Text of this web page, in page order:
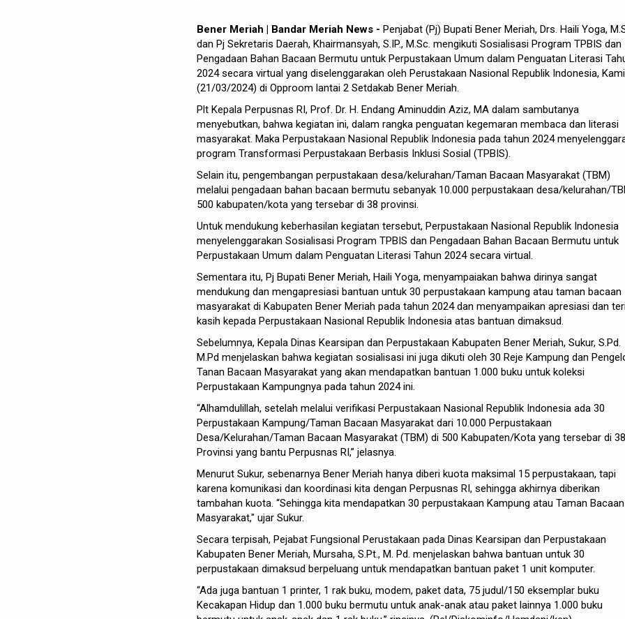
Bener Meriah | Bandar Meriah News - Penjabat (Pj) Bupati Bener Meriah, Drs. Haili Yoga,
dan Pj Sekretaris Daerah, Khairmansyah, S.IP., M.Sc. mengikuti Sosialisasi Program TPBIS dan
Pengadaan Bahan Bacaan Bermutu untuk Perpustakaan Umum dalam Penguatan Literasi
2024 secara virtual yang diselenggarakan oleh Perustakaan Nasional Republik Indonesia,
(21/03/2024) di Opproom lantai 2 Setdakab Bener Meriah.
Plt Kepala Perpusnas RI, Prof. Dr. H. Endang Aminuddin Aziz, MA dalam sambutanya
menyebutkan, bahwa kegiatan ini, dalam rangka penguatan kegemaran membaca dan literasi
masyarakat. Maka Perpustakaan Nasional Republik Indonesia pada tahun 2024
program Transformasi Perpustakaan Berbasis Inklusi Sosial (TPBIS).
Selain itu, pengembangan perpustakaan desa/kelurahan/Taman Bacaan Masyarakat (TBM)
melalui pengadaan bahan bacaan bermutu sebanyak 10.000 perpustakaan desa/kelurahan/
500 kabupaten/kota yang tersebar di 38 provinsi.
Untuk mendukung keberhasilan kegiatan tersebut, Perpustakaan Nasional Republik Indonesia
menyelenggarakan Sosialisasi Program TPBIS dan Pengadaan Bahan Bacaan Bermutu untuk
Perpustakaan Umum dalam Penguatan Literasi Tahun 2024 secara virtual.
Sementara itu, Pj Bupati Bener Meriah, Haili Yoga, menyampaiakan bahwa dirinya sangat
mendukung dan mengapresiasi bantuan untuk 30 perpustakaan kampung atau taman bacaan
masyarakat di Kabupaten Bener Meriah pada tahun 2024 dan menyampaikan apresiasi dan
kasih kepada Perpustakaan Nasional Republik Indonesia atas bantuan dimaksud.
Sebelumnya, Kepala Dinas Kearsipan dan Perpustakaan Kabupaten Bener Meriah, Sukur, S.Pd.
M.Pd menjelaskan bahwa kegiatan sosialisasi ini juga dikuti oleh 30 Reje Kampung dan
Tanan Bacaan Masyarakat yang akan mendapatkan bantuan 1.000 buku untuk koleksi
Perpustakaan Kampungnya pada tahun 2024 ini.
“Alhamdulillah, setelah melalui verifikasi Perpustakaan Nasional Republik Indonesia ada 30
Perpustakaan Kampung/Taman Bacaan Masyarakat dari 10.000 Perpustakaan
Desa/Kelurahan/Taman Bacaan Masyarakat (TBM) di 500 Kabupaten/Kota yang tersebar di 38
Provinsi yang bantu Perpusnas RI,” jelasnya.
Menurut Sukur, sebenarnya Bener Meriah hanya diberi kuota maksimal 15 perpustakaan, tapi
karena komunikasi dan koordinasi kita dengan Perpusnas RI, sehingga akhirnya diberikan
tambahan kuota. “Sehingga kita mendapatkan 30 perpustakaan Kampung atau Taman Bacaan
Masyarakat," ujar Sukur.
Secara terpisah, Pejabat Fungsional Perustakaan pada Dinas Kearsipan dan Perpustakaan
Kabupaten Bener Meriah, Mursaha, S.Pt., M. Pd. menjelaskan bahwa bantuan untuk 30
perpustakaan dimaksud berpeluang untuk mendapatkan bantuan paket 1 unit komputer.
“Ada juga bantuan 1 printer, 1 rak buku, modem, paket data, 75 judul/150 eksemplar buku
Kecakapan Hidup dan 1.000 buku bermutu untuk anak-anak atau paket lainnya 1.000 buku